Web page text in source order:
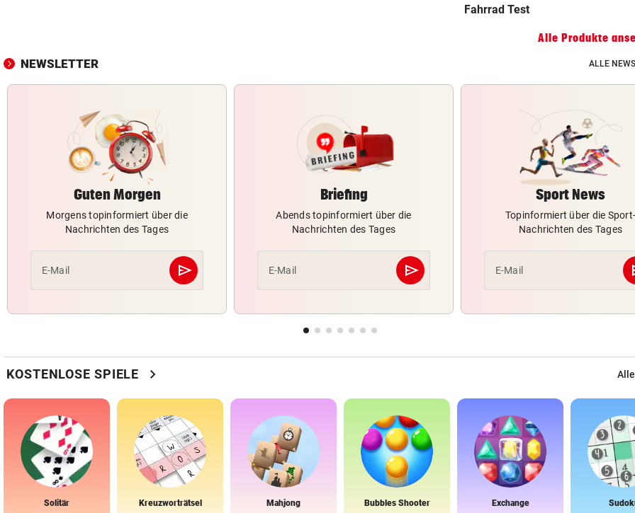
ZUM VERGLEICH
Alle Produkte
NEWSLETTER ALLE
Guten Morgen
Morgens topinformiert über die
Nachrichten des Tages
E-Mail send
Abschicken
Briefing
Abends topinformiert über die
Nachrichten des Tages
E-Mail send
Abschicken
Sport News
Topinformiert über die Sport-
Nachrichten des Tages
E-Mail
KOSTENLOSE SPIELE chevron_right
Solitär Kreuzworträtsel Mahjong Bubbles Shooter Exchange